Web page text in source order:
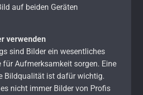
auf beiden Geräten
verwenden
sind Bilder ein wesentliches
für Aufmerksamkeit sorgen. Eine
Bildqualität ist dafür wichtig.
nicht immer Bilder von Profis